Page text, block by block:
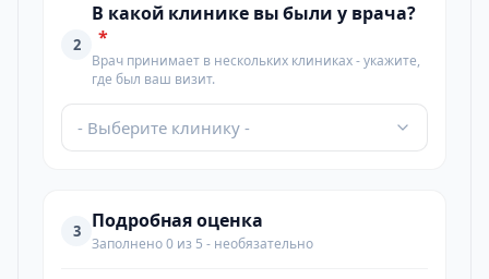
2
В какой клинике вы были у врача?
*
Врач принимает в нескольких клиниках - укажите,
где был ваш визит.
- Выберите клинику -
3 Подробная оценка
Заполнено 0 из 5 - необязательно